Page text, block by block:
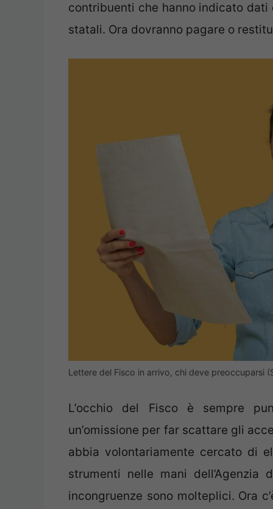
contribuenti che hanno indicato
statali. Ora dovranno pagare o
Lettere del Fisco in arrivo, chi deve preoccuparsi
L’occhio del Fisco è sempre
un’omissione per far scattare gli
abbia volontariamente cercato di
strumenti nelle mani
incongruenze sono molteplici. Ora